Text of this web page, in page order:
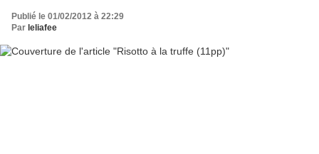
Publié le 01/02/2012 à 22:29
Par leliafee